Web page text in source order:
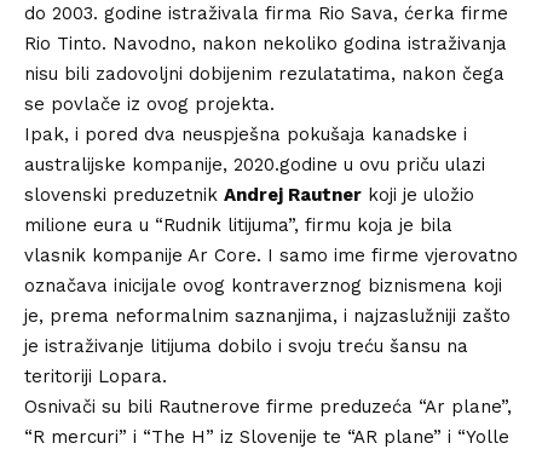
do 2003. godine istraživala firma Rio Sava, ćerka firme
Rio Tinto. Navodno, nakon nekoliko godina istraživanja
nisu bili zadovoljni dobijenim rezulatatima, nakon čega
se povlače iz ovog projekta.
Ipak, i pored dva neuspješna pokušaja kanadske i
australijske kompanije, 2020.godine u ovu priču ulazi
slovenski preduzetnik Andrej Rautner koji je uložio
milione eura u “Rudnik litijuma”, firmu koja je bila
vlasnik kompanije Ar Core. I samo ime firme vjerovatno
označava inicijale ovog kontraverznog biznismena koji
je, prema neformalnim saznanjima, i najzaslužniji zašto
je istraživanje litijuma dobilo i svoju treću šansu na
teritoriji Lopara.
Osnivači su bili Rautnerove firme preduzeća “Ar plane”,
“R mercuri” i “The H” iz Slovenije te “AR plane” i “Yolle